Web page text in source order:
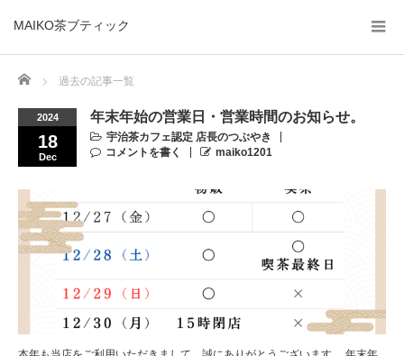
MAIKO茶ブティック
Home 過去の記事一覧
2024
18
Dec
年末年始の営業日・営業時間のお知らせ。
宇治茶カフェ認定 店長のつぶやき
コメントを書く
maiko1201